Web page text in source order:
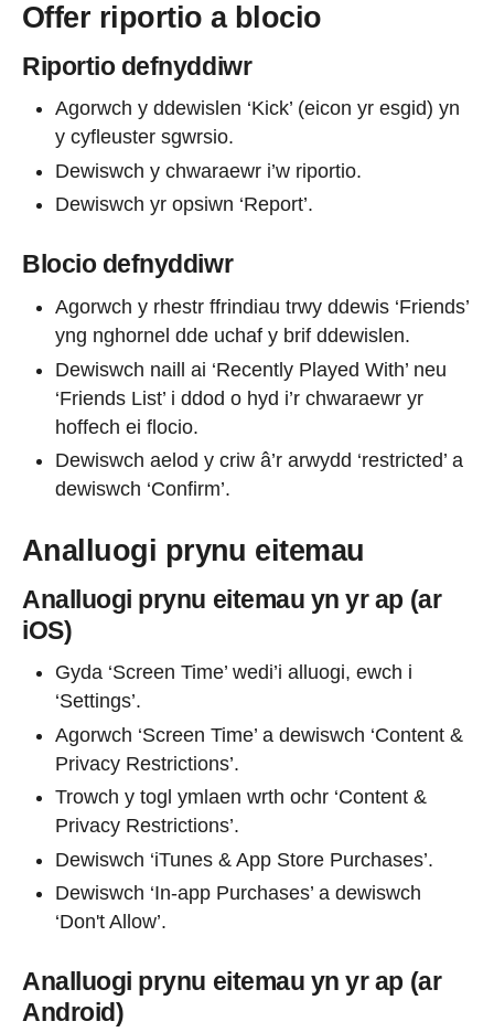
Offer riportio a blocio
Riportio defnyddiwr
Agorwch y ddewislen ‘Kick’ (eicon yr esgid) yn
y cyfleuster sgwrsio.
Dewiswch y chwaraewr i’w riportio.
Dewiswch yr opsiwn ‘Report’.
Blocio defnyddiwr
Agorwch y rhestr ffrindiau trwy ddewis ‘Friends’
yng nghornel dde uchaf y brif ddewislen.
Dewiswch naill ai ‘Recently Played With’ neu
‘Friends List’ i ddod o hyd i’r chwaraewr yr
hoffech ei flocio.
Dewiswch aelod y criw â’r arwydd ‘restricted’ a
dewiswch ‘Confirm’.
Analluogi prynu eitemau
Analluogi prynu eitemau yn yr ap (ar
iOS)
Gyda ‘Screen Time’ wedi’i alluogi, ewch i
‘Settings’.
Agorwch ‘Screen Time’ a dewiswch ‘Content &
Privacy Restrictions’.
Trowch y togl ymlaen wrth ochr ‘Content &
Privacy Restrictions’.
Dewiswch ‘iTunes & App Store Purchases’.
Dewiswch ‘In-app Purchases’ a dewiswch
‘Don't Allow’.
Analluogi prynu eitemau yn yr ap (ar
Android)